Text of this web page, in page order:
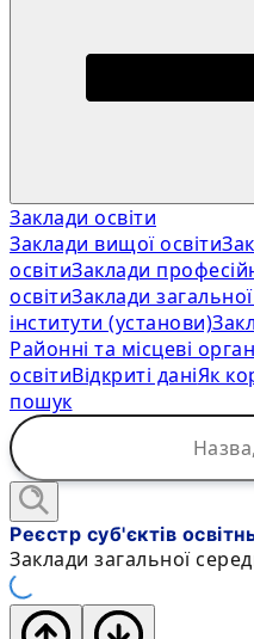
Заклади освіти
Заклади вищої освіти
освітиЗаклади
освітиЗаклади
інститути (установи)
Районні та місцеві
освітиВідкриті даніЯк
пошук
Реєстр суб'єктів
Заклади загальної